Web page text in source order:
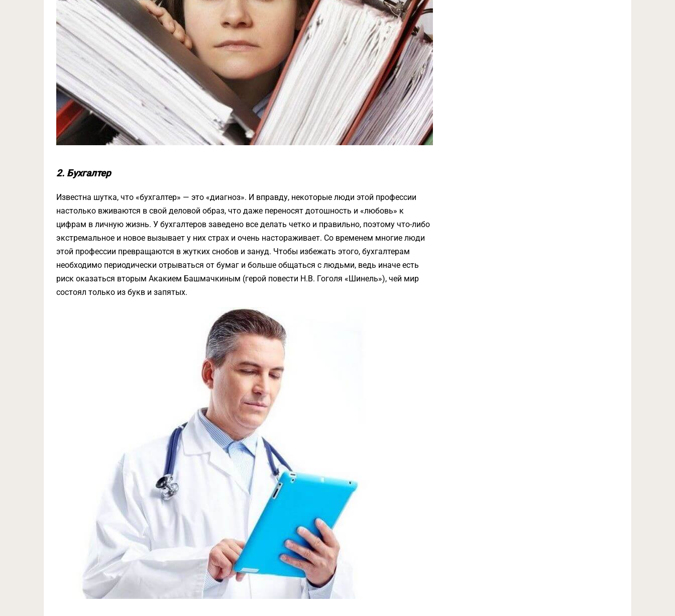
2. Бухгалтер
Известна шутка, что «бухгалтер» — это «диагноз». И вправду, некоторые люди этой профессии
настолько вживаются в свой деловой образ, что даже переносят дотошность и «любовь» к
цифрам в личную жизнь. У бухгалтеров заведено все делать четко и правильно, поэтому что-либо
экстремальное и новое вызывает у них страх и очень настораживает. Со временем многие люди
этой профессии превращаются в жутких снобов и зануд. Чтобы избежать этого, бухгалтерам
необходимо периодически отрываться от бумаг и больше общаться с людьми, ведь иначе есть
риск оказаться вторым Акакием Башмачкиным (герой повести Н.В. Гоголя «Шинель»), чей мир
состоял только из букв и запятых.